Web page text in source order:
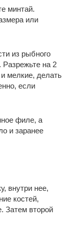
минтай.
или
из рыбного
на 2
мелкие, делать
если
филе, а
и заранее
внутри нее,
костей,
Затем второй